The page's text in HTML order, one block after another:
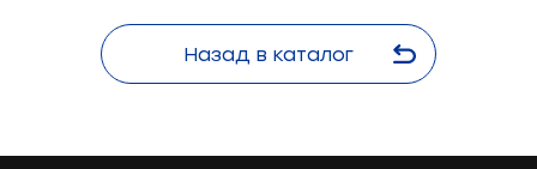
Назад в каталог